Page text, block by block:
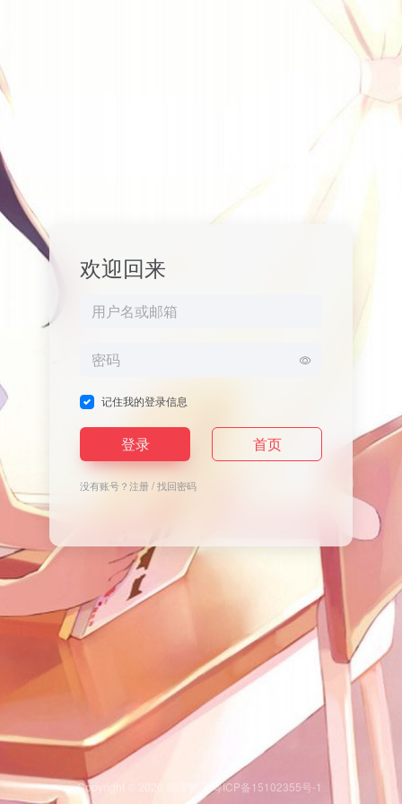
欢迎回来
记住我的登录信息
登录 首页
没有账号？注册/找回密码
Copyright © 2026 粤ICP备15102355号-1